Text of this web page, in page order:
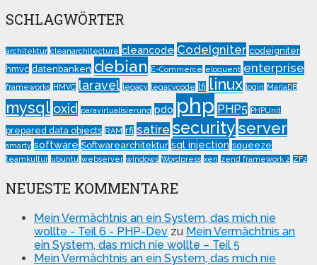
SCHLAGWÖRTER
architektur cleanarchitecture cleancode CodeIgniter codeigniter
hmvc datenbanken debian E-Commerce eloquent enterprise
frameworks HMVC laravel legacy legacycode lfi linux login MariaDB
mysql oxid paravirtualisierung pdo php PHP5 PHPUnit
prepared data objects RAM rfi satire securityserver
smarty software Softwarearchitektur sql injection squeeze
teamkultur ubuntu webserver windows Wordpress xen zend framework 2 ZF2
NEUESTE KOMMENTARE
Mein Vermächtnis an ein System, das mich nie
wollte - Teil 6 - PHP-Dev zu Mein Vermächtnis an
ein System, das mich nie wollte – Teil 5
Mein Vermächtnis an ein System, das mich nie